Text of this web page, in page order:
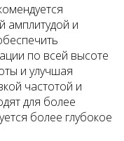
амплитудой и
по всей высоте
и улучшая
частотой и
для более
более глубокое